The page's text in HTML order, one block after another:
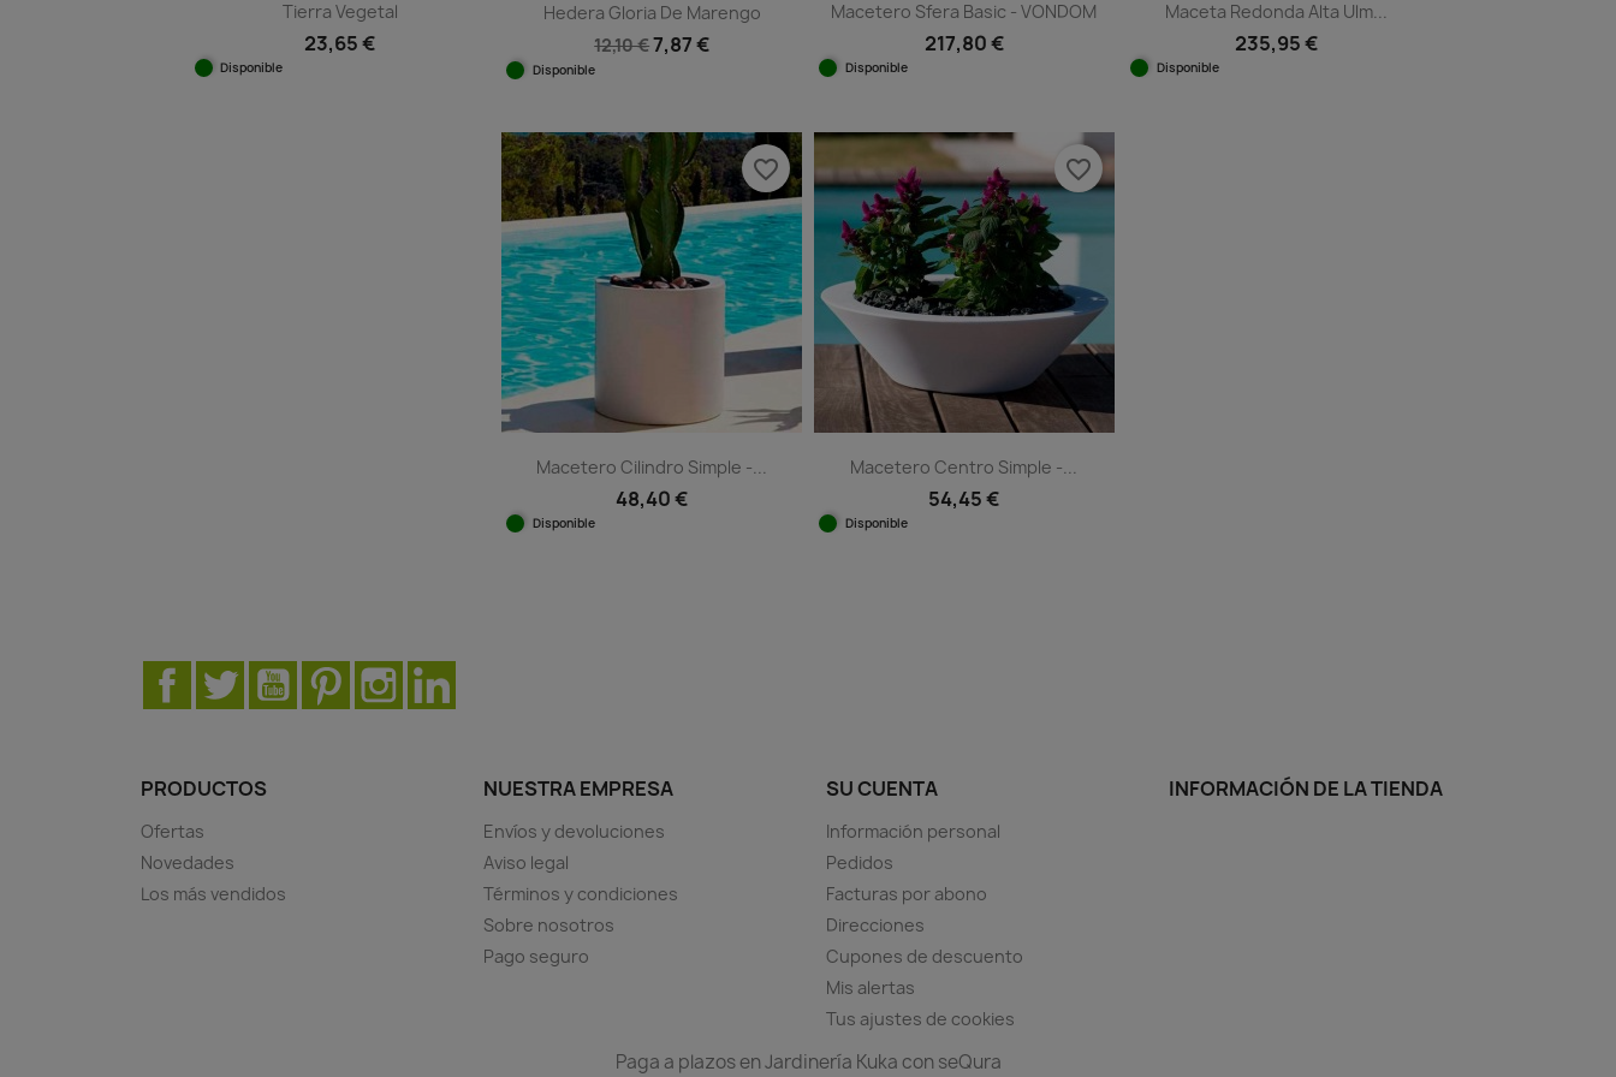
Tierra Vegetal
23,65 €
Disponible
Hedera Gloria De Marengo
12,10 €7,87 €
Disponible
Macetero Sfera Basic - VONDOM
217,80 €
Disponible
+11
Maceta Redonda Alta Ulm...
235,95 €
Disponible
Macetero Cilindro Simple -...
48,40 €
Disponible
favorite_border
Macetero Centro Simple -...
54,45 €
Disponible
favorite_border
Facebook
Twitter YouTubePinterestInstagram
PRODUCTOS
Ofertas
Novedades
Los más vendidos
NUESTRA EMPRESA
Envíos y devoluciones
Aviso legal
Términos y condiciones
Sobre nosotros
Pago seguro
SU CUENTA
Información personal
Pedidos
Facturas por abono
Direcciones
Cupones de descuento
Mis alertas
Tus ajustes de cookies
INFORMACIÓN DE LA TIENDA
Paga a plazos en Jardinería Kuka con seQura